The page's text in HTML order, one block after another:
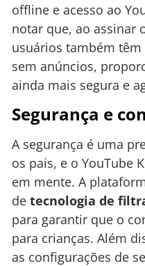
offline e acesso ao
notar que, ao assinar
usuários também têm
sem anúncios,
ainda mais segura e
Segurança e
A segurança é uma
os pais, e o YouTube
em mente. A
de tecnologia de
para garantir que o
para crianças. Além
as configurações de